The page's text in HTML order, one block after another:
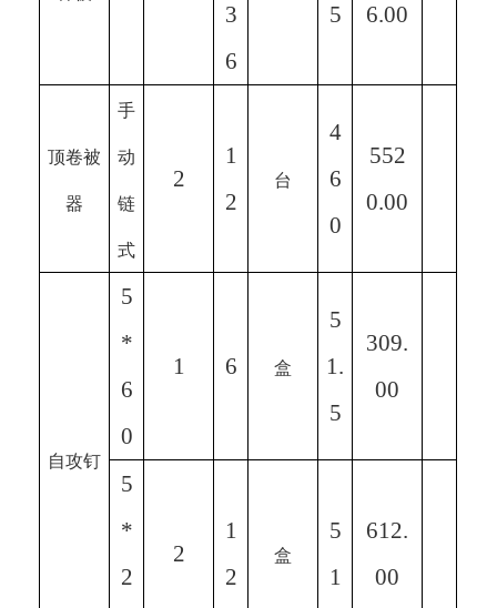
3
6
5
6.00
顶卷被
器
手
动
链
式
2
1
2
台
4
6
0
552
0.00
自攻钉
5
*
6
0
1 6 盒
5
1.
5
309.
00
5
*
2
2
1
2
盒
5
1
612.
00